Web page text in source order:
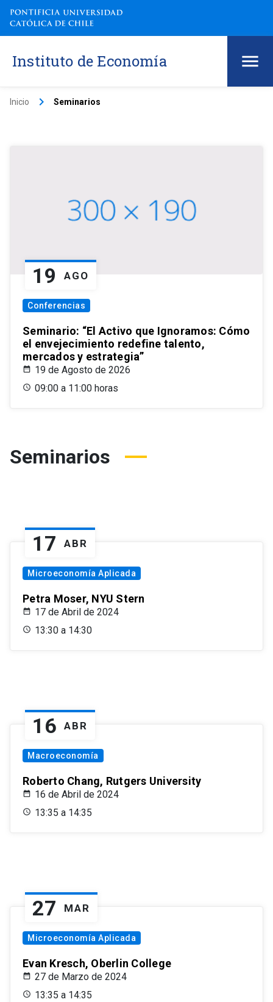
Instituto de Economía
Inicio keyboard_arrow_right Seminarios
19 AGO
Conferencias
Seminario: “El Activo que Ignoramos: Cómo
el envejecimiento redefine talento,
mercados y estrategia”
19 de Agosto de 2026
09:00 a 11:00 horas
Seminarios
17 ABR
Microeconomía Aplicada
Petra Moser, NYU Stern
17 de Abril de 2024
13:30 a 14:30
16 ABR
Macroeconomía
Roberto Chang, Rutgers University
16 de Abril de 2024
13:35 a 14:35
27 MAR
Microeconomía Aplicada
Evan Kresch, Oberlin College
27 de Marzo de 2024
13:35 a 14:35